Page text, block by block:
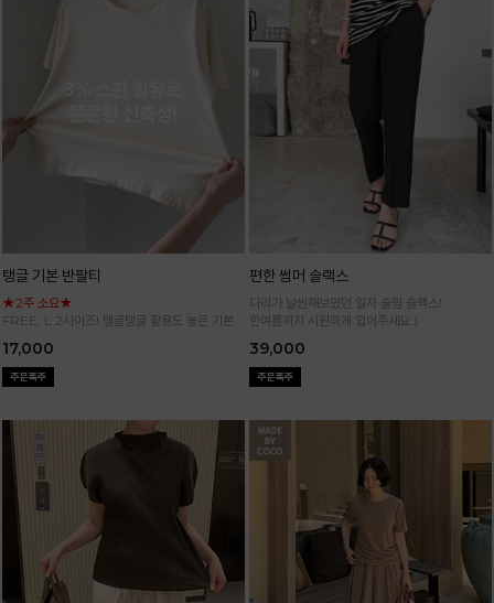
탱글 기본 반팔티
★2주 소요★
FREE, L 2사이즈! 탱글탱글 활용도 높은 기본
17,000
편한 썸머 슬랙스
다리가 날씬해보였던 일자 슬림 슬랙스!
한여름까지 시원하게 입어주세요:)
39,000